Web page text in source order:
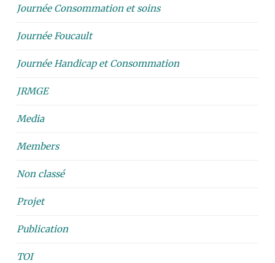
Journée Consommation et soins
Journée Foucault
Journée Handicap et Consommation
JRMGE
Media
Members
Non classé
Projet
Publication
TOI